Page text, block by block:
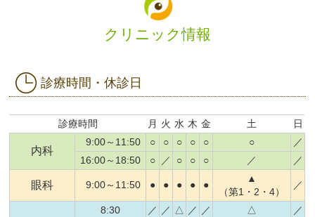
クリニック情報
診療時間・休診日
診療時間 月 火 水 木 金 土 日
内科
9:00～11:50 ○ ○ ○ ○ ○ ○
／
16:00～18:50
○ ／ ○ ○ ○ ／ ／
眼科 9:00～11:50 ● ● ● ● ●
▲
（第1・2・4）
／
8:30 ／ ／ △ ／ ／ △
／